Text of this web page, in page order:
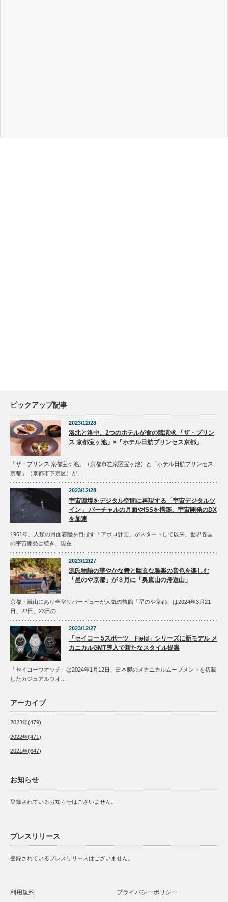
ピックアップ記事
2023/12/28
洛北と洛中、2つのホテルが食の競演求 「ザ・プリン
ス 京都宝ヶ池」×「ホテル日航プリンセス京都」
「ザ・プリンス 京都宝ヶ池」（京都市左京区宝ヶ池）と「ホテル日航プリンセス
京都」（京都市下京区）が…
2023/12/28
宇宙環境をデジタル空間に再現する「宇宙デジタルツ
イン」 バーチャルの月面やISSを構築、宇宙開発のDX
を加速
1961年、人類の月面着陸を目指す「アポロ計画」がスタートして以来、世界各国
の宇宙開発は続き、現在…
2023/12/27
源氏物語の華やかな舞と幽玄な雅楽の音色を楽しむ
「星のや京都」が３月に「奥嵐山の舟遊山」
京都・嵐山にあり全室リバービューが人気の旅館「星のや京都」は2024年3月21
日、22日、23日の…
2023/12/27
「セイコー 5スポーツ Field」シリーズに新モデル メ
カニカルGMT導入で新たなスタイル提案
「セイコーウオッチ」は2024年1月12日、日本製のメカニカルムーブメントを搭載
したカジュアルウオ…
アーカイブ
2023年(479)
2022年(471)
2021年(647)
お知らせ
登録されているお知らせはございません。
プレスリリース
登録されているプレスリリースはございません。
利用規約 プライバシーポリシー